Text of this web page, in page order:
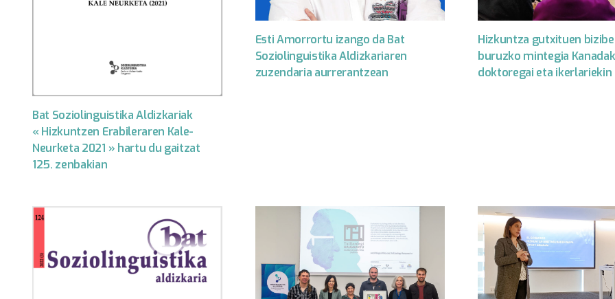
Bat Soziolinguistika Aldizkariak
« Hizkuntzen Erabileraren Kale-
Neurketa 2021 » hartu du gaitzat
125. zenbakian
Esti Amorrortu izango da Bat
Soziolinguistika Aldizkariaren
zuzendaria aurrerantzean
Hizkuntza gutxituen
buruzko mintegia
doktoregai eta ikerlariekin